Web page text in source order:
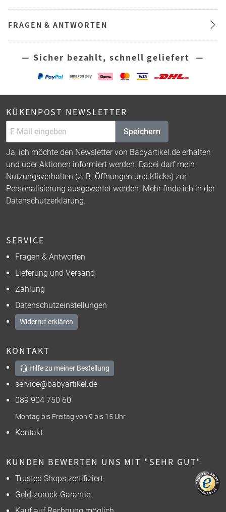
FRAGEN & ANTWORTEN
— Sicher bezahlt, schnell geliefert —
KÜKENPOST NEWSLETTER
Speichern
Ja, ich möchte den Newsletter von Babyartikel.de erhalten
und über Aktionen informiert werden. Dabei darf mein
Nutzungsverhalten (z. B. Öffnungen und Klicks) zur
Personalisierung ausgewertet werden. Mehr finde ich in der
Datenschutzerklärung.
SERVICE
Fragen & Antworten
Lieferung und Versand
Zahlung
Datenschutzeinstellungen
Widerruf erklären
KONTAKT
Hilfe zu meiner Bestellung
service@babyartikel.de
089 904 750 60
Montag bis Freitag von 9 bis 15 Uhr
Kontakt
KUNDEN BEWERTEN UNS MIT "SEHR GUT"
Trusted Shops zertifiziert
Geld-zurück-Garantie